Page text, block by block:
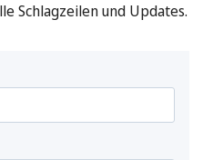
Schlagzeilen und Updates.